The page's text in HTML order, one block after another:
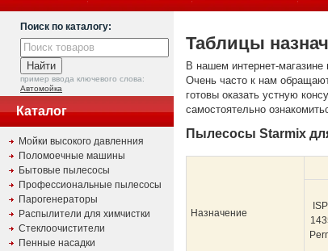
Поиск по каталогу:
пример ввода ключевого слова:
Автомойка
Каталог
Мойки высокого давленния
Поломоечные машины
Бытовые пылесосы
Профессиональные пылесосы
Парогенераторы
Распылители для химчистки
Стеклоочистители
Пенные насадки
Таблицы
В нашем интернет-
Очень часто к нам
готовы оказать устную
самостоятельно
Пылесосы Starmix
Назначение